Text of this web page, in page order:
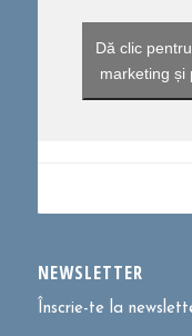
Dă clic
marketing și
NEWSLETTER
Înscrie-te la